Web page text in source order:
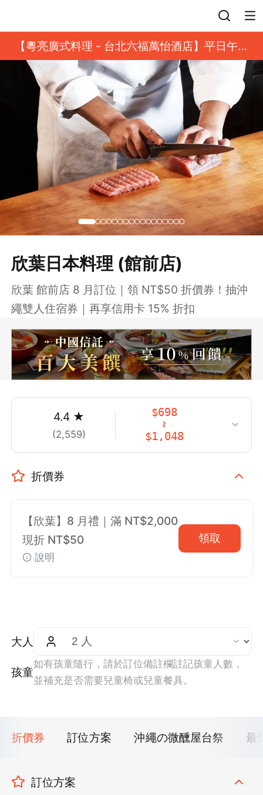
【粵亮廣式料理 - 台北六福萬怡酒店】平日午餐
8 折起｜靓港點套餐
欣葉日本料理 (館前店)
欣葉 館前店 8 月訂位｜領 NT$50 折價券！抽沖
繩雙人住宿券｜再享信用卡 15% 折扣
4.4 ★
(2,559)
$698
~
$1,048
折價券
【欣葉】8 月禮｜滿 NT$2,000
現折 NT$50
說明
領取
大人
孩童
如有孩童隨行，請於訂位備註欄註記孩童人數，
並補充是否需要兒童椅或兒童餐具。
折價券 訂位方案 沖繩の微醺屋台祭 最
訂位方案